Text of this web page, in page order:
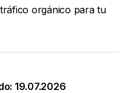
orgánico para tu
19.07.2026